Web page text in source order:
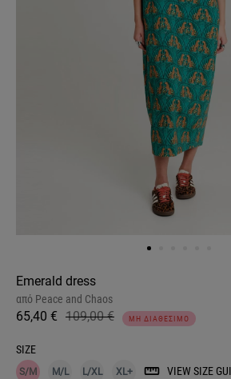
Emerald dress
από Peace and Chaos
65,40 € 109,00 € ΜΗ ΔΙΑΘΕΣΙΜΟ
SIZE
S/M M/L L/XL XL+ VIEW SIZE